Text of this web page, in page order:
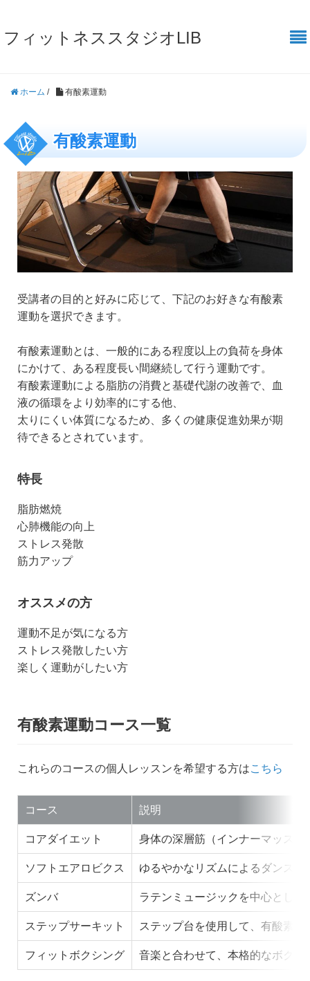
フィットネススタジオLIB
ホーム / 有酸素運動
有酸素運動
受講者の目的と好みに応じて、下記のお好きな有酸素
運動を選択できます。
有酸素運動とは、一般的にある程度以上の負荷を身体
にかけて、ある程度長い間継続して行う運動です。
有酸素運動による脂肪の消費と基礎代謝の改善で、血
液の循環をより効率的にする他、
太りにくい体質になるため、多くの健康促進効果が期
待できるとされています。
特長
脂肪燃焼
心肺機能の向上
ストレス発散
筋力アップ
オススメの方
運動不足が気になる方
ストレス発散したい方
楽しく運動がしたい方
有酸素運動コース一覧
これらのコースの個人レッスンを希望する方はこちら
コース 説明
コアダイエット 身体の深層筋（インナーマッス
ソフトエアロビクス ゆるやかなリズムによるダンス
ズンバ ラテンミュージックを中心とし
ステップサーキット ステップ台を使用して、有酸素
フィットボクシング 音楽と合わせて、本格的なボク